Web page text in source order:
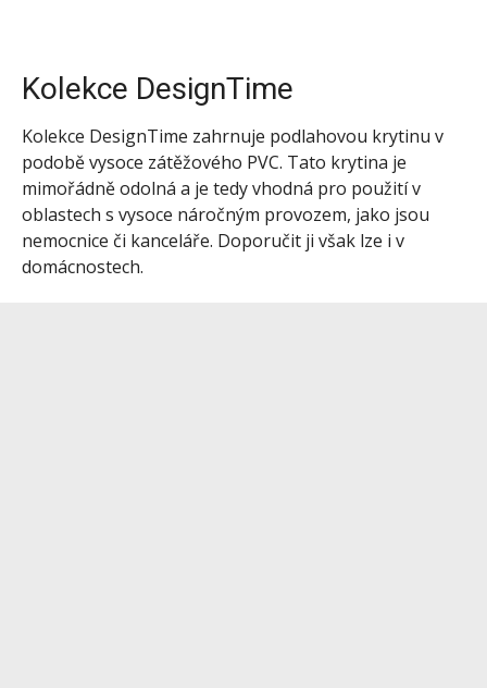
Kolekce DesignTime
Kolekce DesignTime zahrnuje podlahovou krytinu v
podobě vysoce zátěžového PVC. Tato krytina je
mimořádně odolná a je tedy vhodná pro použití v
oblastech s vysoce náročným provozem, jako jsou
nemocnice či kanceláře. Doporučit ji však lze i v
domácnostech.